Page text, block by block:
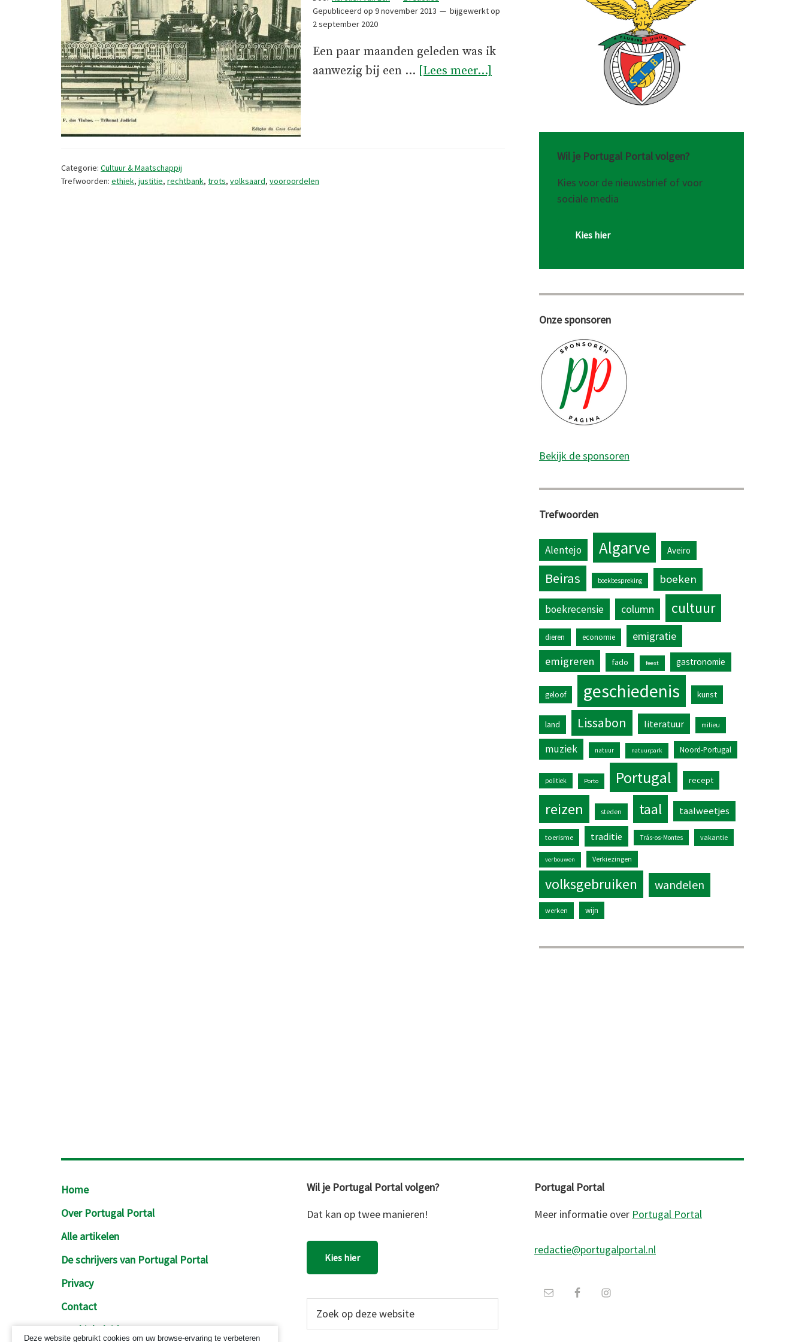
Gepubliceerd op 9 november 2013
bijgewerkt op
2 september 2020
Een paar maanden geleden was ik
aanwezig bij een … [Lees meer...]
Categorie: Cultuur & Maatschappij
Trefwoorden: ethiek, justitie, rechtbank, trots, volksaard, vooroordelen
Wil je Portugal Portal volgen?
Kies voor de nieuwsbrief of voor
sociale media
Kies hier
Onze sponsoren
Bekijk de sponsoren
Trefwoorden
Alentejo Algarve Aveiro
Beiras boekbespreking boeken
boekrecensie column cultuur
dieren economie
emigratie
emigreren
fado feest gastronomie
geloof geschiedenis kunst
land Lissabon literatuur milieu
muziek natuur natuurpark Noord-Portugal
politiek Porto Portugal recept
reizen steden taal taalweetjes
toerisme traditie Trás-os-Montes vakantie
verbouwen Verkiezingen
volksgebruiken wandelen
werken wijn
Footer
Home
Over Portugal Portal
Alle artikelen
De schrijvers van Portugal Portal
Privacy
Contact
Cookiebeleid
Wil je Portugal Portal volgen?
Dat kan op twee manieren!
Kies hier
Portugal Portal
Meer informatie over Portugal Portal
redactie@portugalportal.nl
Deze website gebruikt cookies om uw browse-ervaring te verbeteren